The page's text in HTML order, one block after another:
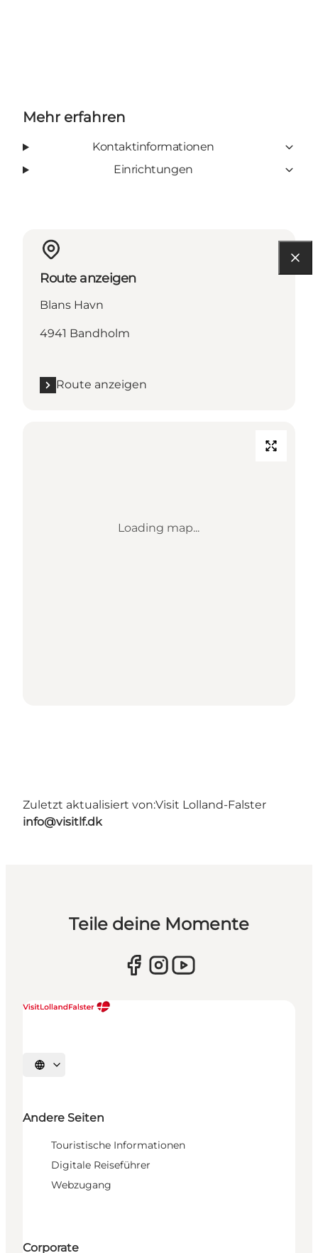
Mehr erfahren
Kontaktinformationen
Einrichtungen
Route anzeigen
Blans Havn
4941 Bandholm
Route anzeigen
Loading map...
Zuletzt aktualisiert von:Visit Lolland-Falster
info@visitlf.dk
Teile deine Momente
Sprache auswählen
Andere Seiten
Touristische Informationen
Digitale Reiseführer
Webzugang
Corporate